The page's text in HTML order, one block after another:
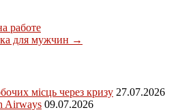
работе
для мужчин →
місць через кризу 27.07.2026
Airways 09.07.2026